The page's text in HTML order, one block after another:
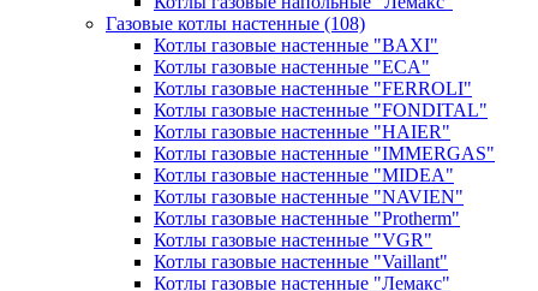
Газовые котлы настенные (108)
Котлы газовые настенные "BAXI"
Котлы газовые настенные "ECA"
Котлы газовые настенные "FERROLI"
Котлы газовые настенные "FONDITAL"
Котлы газовые настенные "HAIER"
Котлы газовые настенные "IMMERGAS"
Котлы газовые настенные "MIDEA"
Котлы газовые настенные "NAVIEN"
Котлы газовые настенные "Protherm"
Котлы газовые настенные "VGR"
Котлы газовые настенные "Vaillant"
Котлы газовые настенные "Лемакс"